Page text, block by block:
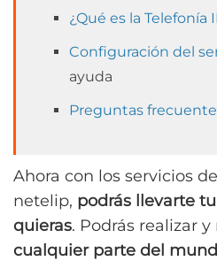
¿Qué es la Telefonía
Configuración del
ayuda
Preguntas
Ahora con los servicios
netelip, podrás llevarte
quieras. Podrás realizar
cualquier parte del